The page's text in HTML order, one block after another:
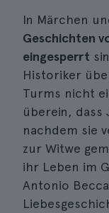
In Märchen
Geschichten
eingesperrt
Historiker
Turms nicht
überein, dass
nachdem sie
zur Witwe
ihr Leben im
Antonio